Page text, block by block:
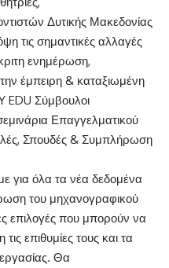
Δυτικής Μακεδονίας
τις σημαντικές αλλαγές
ενημέρωση,
έμπειρη & καταξιωμένη
EDU Σύμβουλοι
Επαγγελματικού
Σπουδές & Συμπλήρωση
για όλα τα νέα δεδομένα
του μηχανογραφικού
επιλογές που μπορούν να
επιθυμίες τους και τα
Θα